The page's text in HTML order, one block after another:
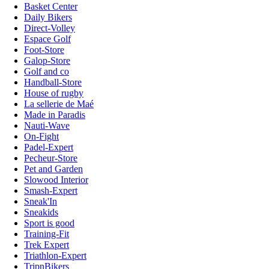
Basket Center
Daily Bikers
Direct-Volley
Espace Golf
Foot-Store
Galop-Store
Golf and co
Handball-Store
House of rugby
La sellerie de Maé
Made in Paradis
Nauti-Wave
On-Fight
Padel-Expert
Pecheur-Store
Pet and Garden
Slowood Interior
Smash-Expert
Sneak'In
Sneakids
Sport is good
Training-Fit
Trek Expert
Triathlon-Expert
TripnBikers